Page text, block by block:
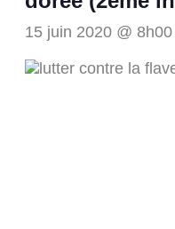
15 juin 2020 @ 8h00